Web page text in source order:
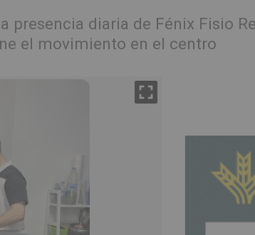
presencia diaria de Fénix Fisio
el movimiento en el centro